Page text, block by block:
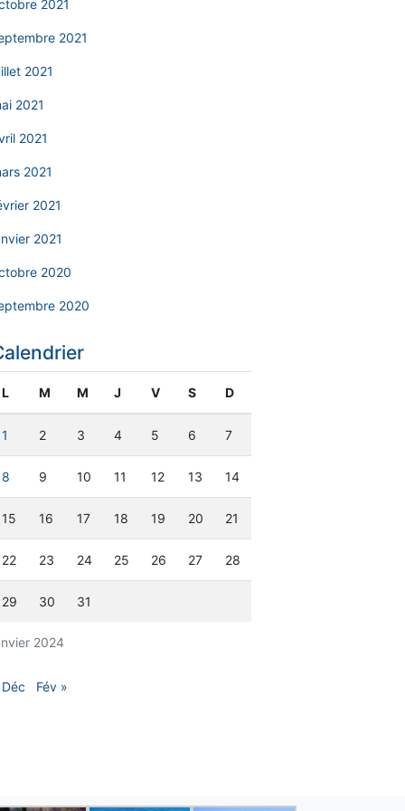
2021
2021
2021
2021
2021
2021
2021
2021
2020
2020
2024
L M M J V S D
1 2 3 4 5 6 7
8 9 10 11 12 13 14
15 16 17 18 19 20 21
22 23 24 25 26 27 28
29 30 31
Fév »